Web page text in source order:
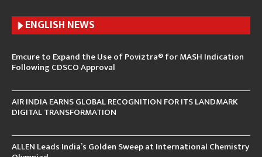
ENGLISH NEWS
Emcure to Expand the Use of Poviztra® for MASH Indication
Following CDSCO Approval
AIR INDIA EARNS GLOBAL RECOGNITION FOR ITS LANDMARK
DIGITAL TRANSFORMATION
ALLEN Leads India’s Golden Sweep at International Chemistry